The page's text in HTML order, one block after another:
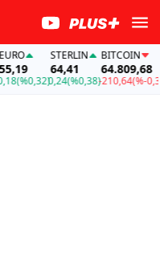
(%0,32)
STERLIN
64,41
0,24(%0,38)
BITCOIN
64.809,68
-210,64(%-0,32)